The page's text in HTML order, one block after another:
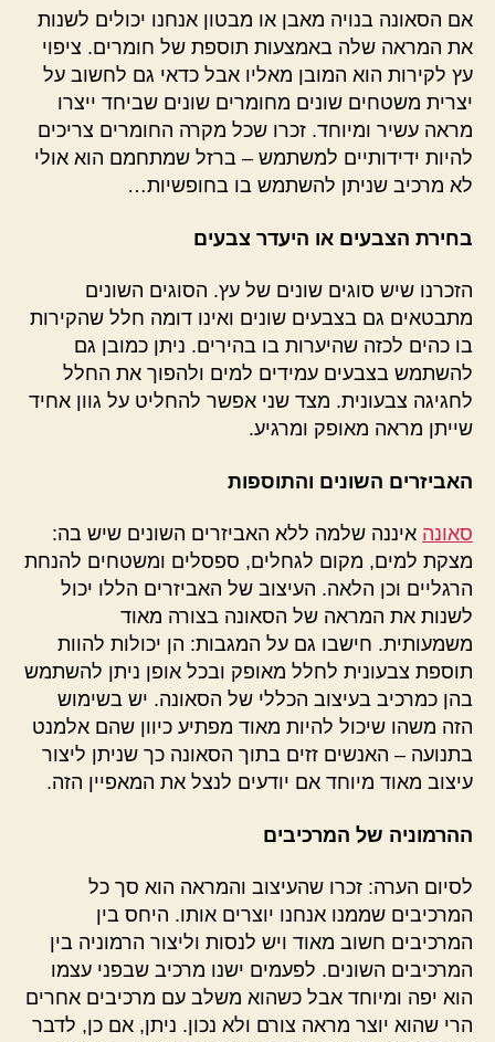
אם הסאונה בנויה מאבן או מבטון אנחנו יכולים לשנות
את המראה שלה באמצעות תוספת של חומרים. ציפוי
עץ לקירות הוא המובן מאליו אבל כדאי גם לחשוב על
יצרית משטחים שונים מחומרים שונים שביחד ייצרו
מראה עשיר ומיוחד. זכרו שכל מקרה החומרים צריכים
להיות ידידותיים למשתמש – ברזל שמתחמם הוא אולי
לא מרכיב שניתן להשתמש בו בחופשיות…
בחירת הצבעים או היעדר צבעים
הזכרנו שיש סוגים שונים של עץ. הסוגים השונים
מתבטאים גם בצבעים שונים ואינו דומה חלל שהקירות
בו כהים לכזה שהיערות בו בהירים. ניתן כמובן גם
להשתמש בצבעים עמידים למים ולהפוך את החלל
לחגיגה צבעונית. מצד שני אפשר להחליט על גוון אחיד
שייתן מראה מאופק ומרגיע.
האביזרים השונים והתוספות
סאונה איננה שלמה ללא האביזרים השונים שיש בה:
מצקת למים, מקום לגחלים, ספסלים ומשטחים להנחת
הרגליים וכן הלאה. העיצוב של האביזרים הללו יכול
לשנות את המראה של הסאונה בצורה מאוד
משמעותית. חישבו גם על המגבות: הן יכולות להוות
תוספת צבעונית לחלל מאופק ובכל אופן ניתן להשתמש
בהן כמרכיב בעיצוב הכללי של הסאונה. יש בשימוש
הזה משהו שיכול להיות מאוד מפתיע כיוון שהם אלמנט
בתנועה – האנשים זזים בתוך הסאונה כך שניתן ליצור
עיצוב מאוד מיוחד אם יודעים לנצל את המאפיין הזה.
ההרמוניה של המרכיבים
לסיום הערה: זכרו שהעיצוב והמראה הוא סך כל
המרכיבים שממנו אנחנו יוצרים אותו. היחס בין
המרכיבים חשוב מאוד ויש לנסות וליצור הרמוניה בין
המרכיבים השונים. לפעמים ישנו מרכיב שבפני עצמו
הוא יפה ומיוחד אבל כשהוא משלב עם מרכיבים אחרים
הרי שהוא יוצר מראה צורם ולא נכון. ניתן, אם כן, לדבר